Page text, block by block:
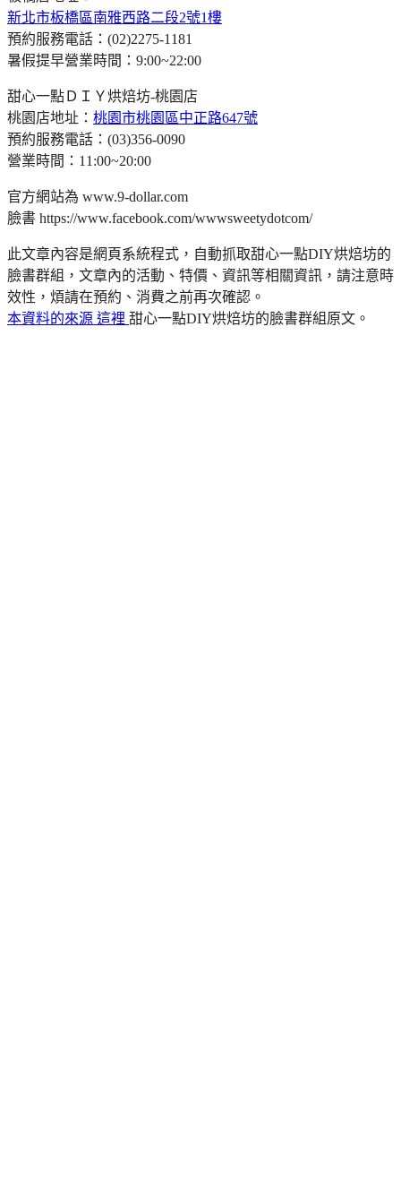
新北市板橋區南雅西路二段2號1樓
預約服務電話：(02)2275-1181
暑假提早營業時間：9:00~22:00
甜心一點ＤＩＹ烘焙坊-桃園店
桃園店地址： 桃園市桃園區中正路647號
預約服務電話：(03)356-0090
營業時間：11:00~20:00
官方網站為 www.9-dollar.com
臉書 https://www.facebook.com/wwwsweetydotcom/
此文章內容是網頁系統程式，自動抓取甜心一點DIY烘焙坊的
臉書群組，文章內的活動、特價、資訊等相關資訊，請注意時
效性，煩請在預約、消費之前再次確認。
本資料的來源 這裡 甜心一點DIY烘焙坊的臉書群組原文。